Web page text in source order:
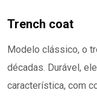
Trench coat
Modelo clássico, o
décadas. Durável,
característica, com